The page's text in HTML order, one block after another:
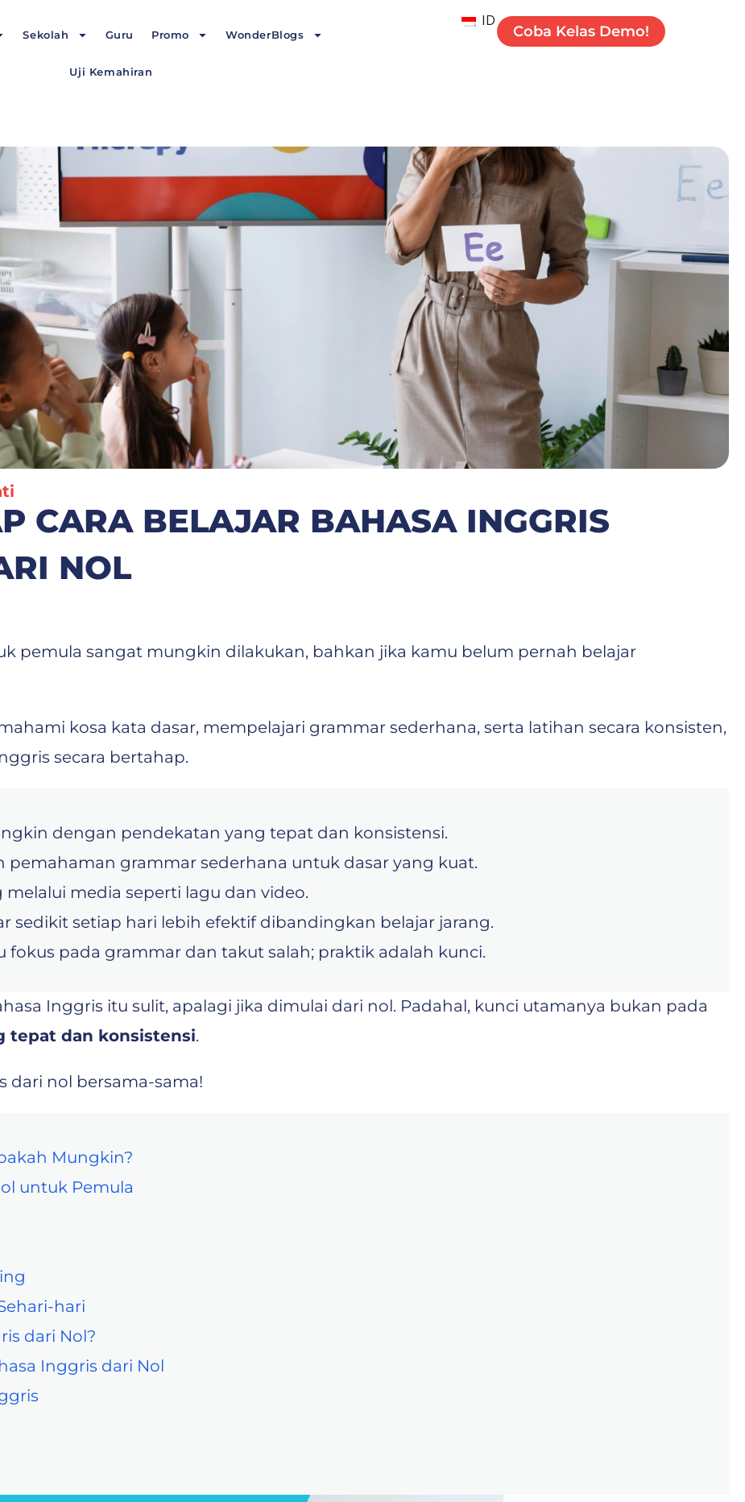
Sekolah Guru Promo WonderBlogs
Uji Kemahiran
ID
Coba Kelas Demo!
CARA BELAJAR BAHASA INGGRIS
NOL
pemula sangat mungkin dilakukan, bahkan jika kamu belum pernah belajar
kosa kata dasar, mempelajari grammar sederhana, serta latihan secara konsisten,
secara bertahap.
dengan pendekatan yang tepat dan konsistensi.
pemahaman grammar sederhana untuk dasar yang kuat.
media seperti lagu dan video.
sedikit setiap hari lebih efektif dibandingkan belajar jarang.
fokus pada grammar dan takut salah; praktik adalah kunci.
Inggris itu sulit, apalagi jika dimulai dari nol. Padahal, kunci utamanya bukan pada
tepat dan konsistensi.
dari nol bersama-sama!
Mungkin?
untuk Pemula
hari
dari Nol?
Inggris dari Nol